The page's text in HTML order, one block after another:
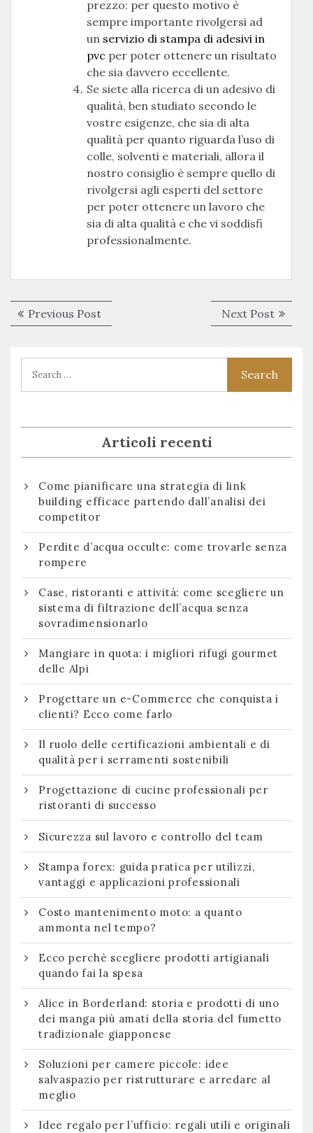
prezzo: per questo motivo è
sempre importante rivolgersi ad
un servizio di stampa di adesivi in
pvc per poter ottenere un risultato
che sia davvero eccellente.
Se siete alla ricerca di un adesivo di
qualità, ben studiato secondo le
vostre esigenze, che sia di alta
qualità per quanto riguarda l’uso di
colle, solventi e materiali, allora il
nostro consiglio è sempre quello di
rivolgersi agli esperti del settore
per poter ottenere un lavoro che
sia di alta qualità e che vi soddisfi
professionalmente.
Navigazione
articoli
Previous PostPrevious
post:
Next PostNext
post:
Articoli recenti
Come pianificare una strategia di link
building efficace partendo dall’analisi dei
competitor
Perdite d’acqua occulte: come trovarle senza
rompere
Case, ristoranti e attività: come scegliere un
sistema di filtrazione dell’acqua senza
sovradimensionarlo
Mangiare in quota: i migliori rifugi gourmet
delle Alpi
Progettare un e-Commerce che conquista i
clienti? Ecco come farlo
Il ruolo delle certificazioni ambientali e di
qualità per i serramenti sostenibili
Progettazione di cucine professionali per
ristoranti di successo
Sicurezza sul lavoro e controllo del team
Stampa forex: guida pratica per utilizzi,
vantaggi e applicazioni professionali
Costo mantenimento moto: a quanto
ammonta nel tempo?
Ecco perchè scegliere prodotti artigianali
quando fai la spesa
Alice in Borderland: storia e prodotti di uno
dei manga più amati della storia del fumetto
tradizionale giapponese
Soluzioni per camere piccole: idee
salvaspazio per ristrutturare e arredare al
meglio
Idee regalo per l’ufficio: regali utili e originali